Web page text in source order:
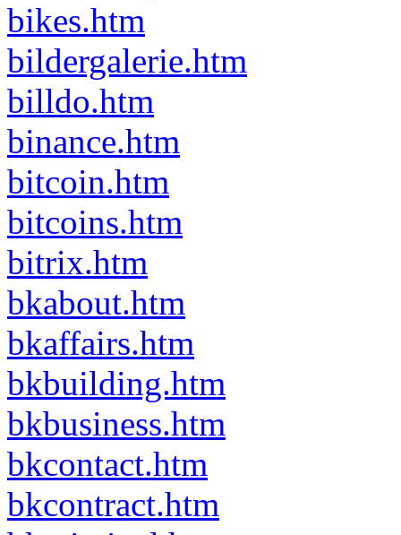
bikes.htm
bildergalerie.htm
billdo.htm
binance.htm
bitcoin.htm
bitcoins.htm
bitrix.htm
bkabout.htm
bkaffairs.htm
bkbuilding.htm
bkbusiness.htm
bkcontact.htm
bkcontract.htm